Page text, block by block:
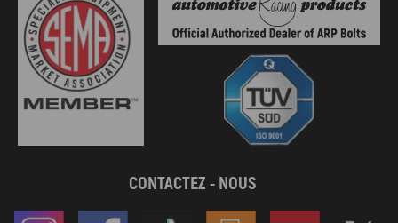
CONTACTEZ - NOUS